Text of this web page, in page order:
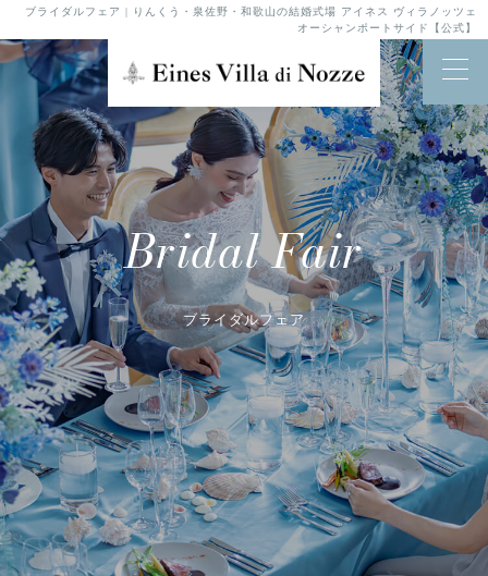
ブライダルフェア | りんくう・泉佐野・和歌山の結婚式場 アイネス ヴィラノッツェ
オーシャンポートサイド【公式】
Bridal Fair
ブライダルフェア